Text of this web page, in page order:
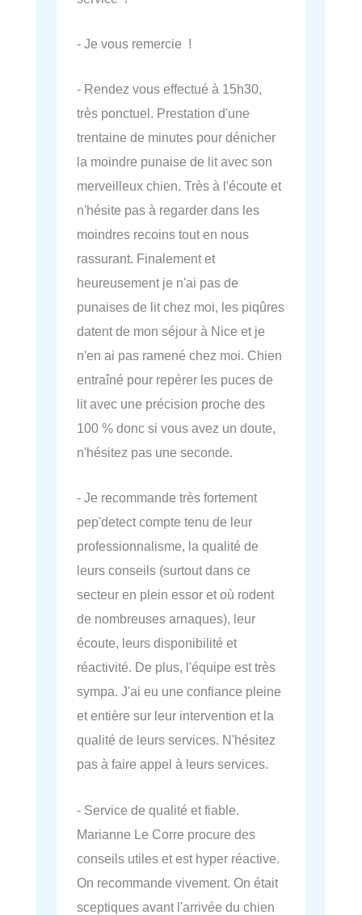
- Je vous remercie !
- Rendez vous effectué à 15h30,
très ponctuel. Prestation d'une
trentaine de minutes pour dénicher
la moindre punaise de lit avec son
merveilleux chien. Très à l'écoute et
n'hésite pas à regarder dans les
moindres recoins tout en nous
rassurant. Finalement et
heureusement je n'ai pas de
punaises de lit chez moi, les piqûres
datent de mon séjour à Nice et je
n'en ai pas ramené chez moi. Chien
entraîné pour repérer les puces de
lit avec une précision proche des
100 % donc si vous avez un doute,
n'hésitez pas une seconde.
- Je recommande très fortement
pep'detect compte tenu de leur
professionnalisme, la qualité de
leurs conseils (surtout dans ce
secteur en plein essor et où rodent
de nombreuses arnaques), leur
écoute, leurs disponibilité et
réactivité. De plus, l'équipe est très
sympa. J'ai eu une confiance pleine
et entière sur leur intervention et la
qualité de leurs services. N'hésitez
pas à faire appel à leurs services.
- Service de qualité et fiable.
Marianne Le Corre procure des
conseils utiles et est hyper réactive.
On recommande vivement. On était
sceptiques avant l'arrivée du chien